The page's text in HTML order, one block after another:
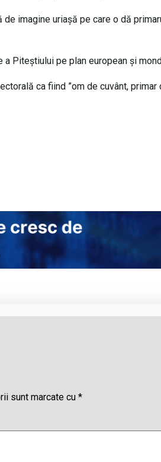
imagine uriașă pe care o dă
Piteștiului pe plan european și
ca fiind ”om de cuvânt,
sunt marcate cu *